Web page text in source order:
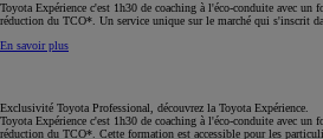
Toyota Expérience c'est 1h30 de coaching à l'éco-conduite avec
réduction du TCO*. Un service unique sur le marché qui s'inscrit
En savoir plus
Exclusivité Toyota Professional, découvrez la Toyota Expérience
Toyota Expérience c'est 1h30 de coaching à l'éco-conduite avec un
réduction du TCO*. Cette formation est accessible pour les